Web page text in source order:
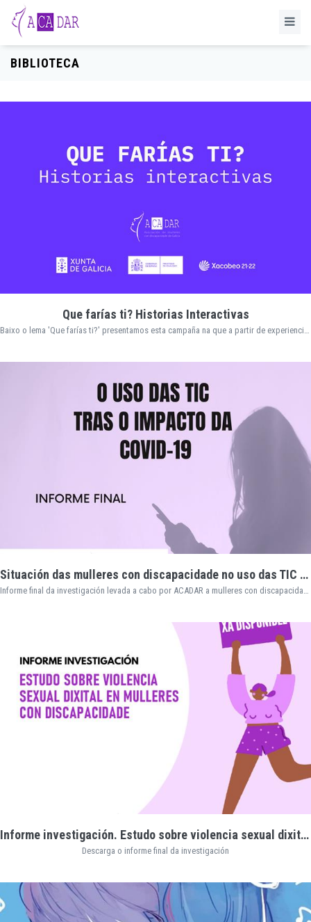
BIBLIOTECA
Que farías ti? Historias Interactivas
Baixo o lema 'Que farías ti?' presentamos esta campaña na que a partir de experiencias contadas por usuarias da asociación ACADAR construímos historias interactivas que buscan reclamar a implicación social a través do formato audiovisual.
Situación das mulleres con discapacidade no uso das TIC tralo impacto da COVID-19
Informe final da investigación levada a cabo por ACADAR a mulleres con discapacidade en Galicia.
Informe investigación. Estudo sobre violencia sexual dixital en mulleres con discapacidade
Descarga o informe final da investigación